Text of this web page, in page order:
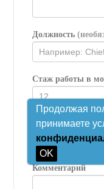
Должность
Стаж работы в
Судно /
Комментарий
Продолжая
принимаете
OK